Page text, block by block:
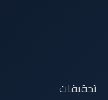
تحقيقات